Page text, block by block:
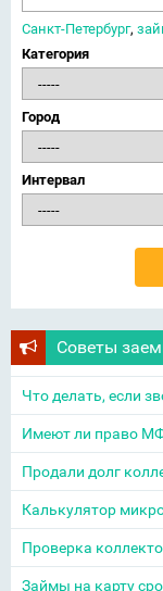
Санкт-Петербург,
Категория
Город
Интервал
Советы
Что делать, если
Имеют ли право
Продали долг
Калькулятор
Проверка
Займы на карту